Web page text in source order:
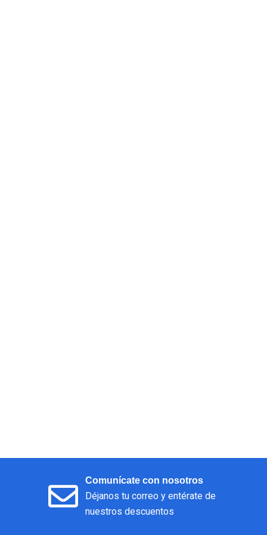
Comunícate con nosotros
Déjanos tu correo y entérate de
nuestros descuentos